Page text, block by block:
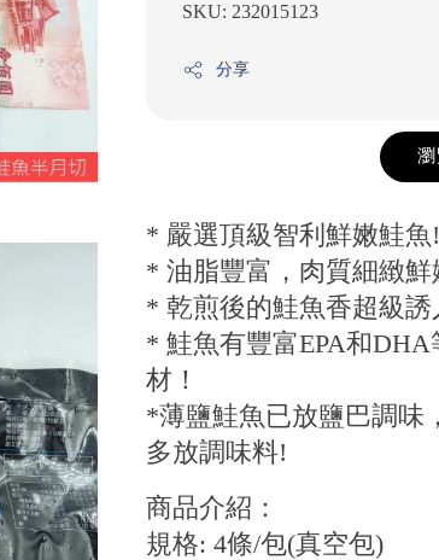
SKU: 232015123
分享
* 嚴選頂級智利鮮嫩鮭魚!
* 油脂豐富，肉質細緻鮮
* 乾煎後的鮭魚香超級誘
* 鮭魚有豐富EPA和
材！
*薄鹽鮭魚已放鹽巴調味
多放調味料!
商品介紹：
規格: 4條/包(真空包)